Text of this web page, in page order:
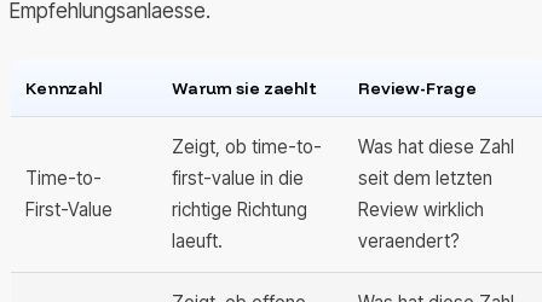
Empfehlungsanlaesse.
Kennzahl Warum sie zaehlt Review-Frage
Time-to-
First-Value
Zeigt, ob time-to-
first-value in die
richtige Richtung
laeuft.
Was hat diese Zahl
seit dem letzten
Review wirklich
veraendert?